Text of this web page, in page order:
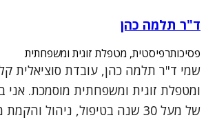
ד"ר תלמה כהן
פסיכותרפיסטית, מטפלת זוגית ומשפחתית
ומטפלת זוגית ומשפחתית מוסמכת. אני
של מעל 30 שנה בטיפול, ניהול